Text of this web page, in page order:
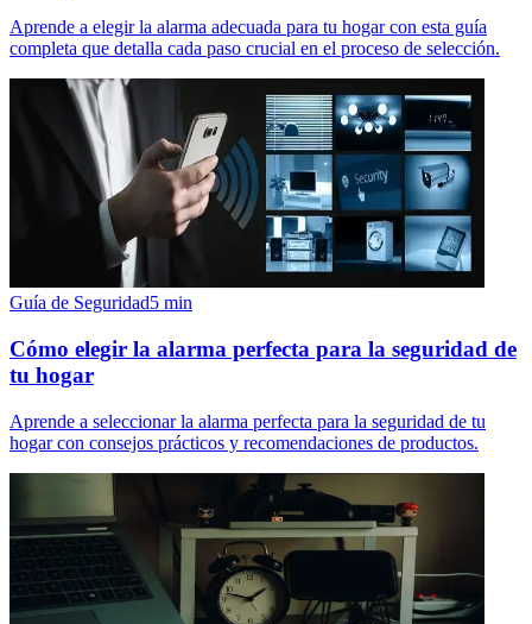
Aprende a elegir la alarma adecuada para tu hogar con esta guía
completa que detalla cada paso crucial en el proceso de selección.
Guía de Seguridad5 min
Cómo elegir la alarma perfecta para la seguridad de
tu hogar
Aprende a seleccionar la alarma perfecta para la seguridad de tu
hogar con consejos prácticos y recomendaciones de productos.